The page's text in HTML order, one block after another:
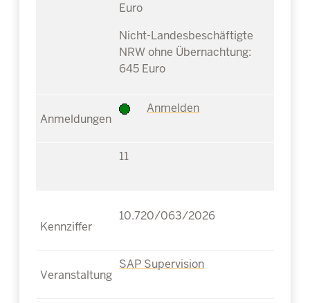
Euro
Nicht-Landesbeschäftigte
NRW ohne Übernachtung:
645 Euro
Anmelden
11
10.720/063/2026
SAP Supervision